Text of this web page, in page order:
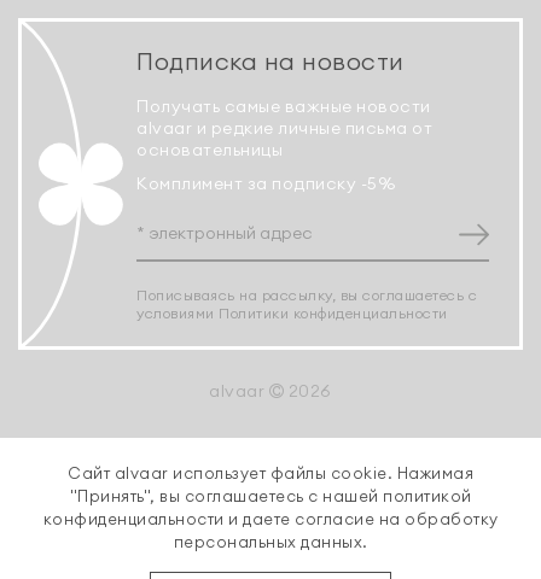
Подписка на новости
Получать самые важные новости
alvaar и редкие личные письма от
основательницы
Комплимент за подписку -5%
Пописываясь на рассылку, вы соглашаетесь с
условиями Политики конфиденциальности
alvaar 2026
Сайт alvaar использует файлы cookie. Нажимая
"Принять", вы соглашаетесь с нашей политикой
конфиденциальности и даете согласие на обработку
персональных данных.